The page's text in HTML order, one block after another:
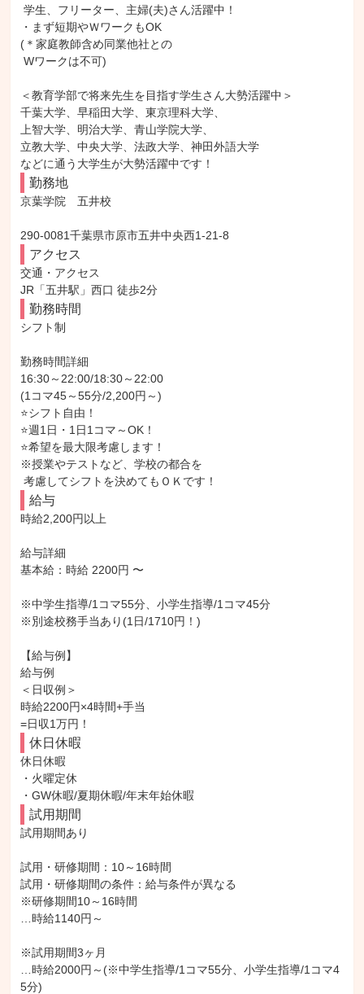
・まず短期やＷワークもOK
(＊家庭教師含め同業他社との
＜教育学部で将来先生を目指す学生さん大勢活躍中＞
千葉大学、早稲田大学、東京理科大学、
上智大学、明治大学、青山学院大学、
立教大学、中央大学、法政大学、神田外語大学
などに通う大学生が大勢活躍中です！
勤務地
京葉学院　五井校
290-0081千葉県市原市五井中央西1-21-8
アクセス
交通・アクセス
JR「五井駅」西口 徒歩2分
勤務時間
シフト制
勤務時間詳細
16:30～22:00/18:30～22:00
(1コマ45～55分/2,200円～)
⭐シフト自由！
⭐週1日・1日1コマ～OK！
⭐希望を最大限考慮します！
※授業やテストなど、学校の都合を
考慮してシフトを決めてもＯＫです！
給与
時給2,200円以上
給与詳細
基本給：時給 2200円 〜
※中学生指導/1コマ55分、小学生指導/1コマ45分
※別途校務手当あり(1日/1710円！)
【給与例】
給与例
＜日収例＞
時給2200円×4時間+手当
=日収1万円！
休日休暇
休日休暇
・火曜定休
・GW休暇/夏期休暇/年末年始休暇
試用期間
試用期間あり
試用・研修期間：10～16時間
試用・研修期間の条件：給与条件が異なる
※研修期間10～16時間
…時給1140円～
※試用期間3ヶ月
…時給2000円～(※中学生指導/1コマ55分、小学生指導/1コマ4
5分)